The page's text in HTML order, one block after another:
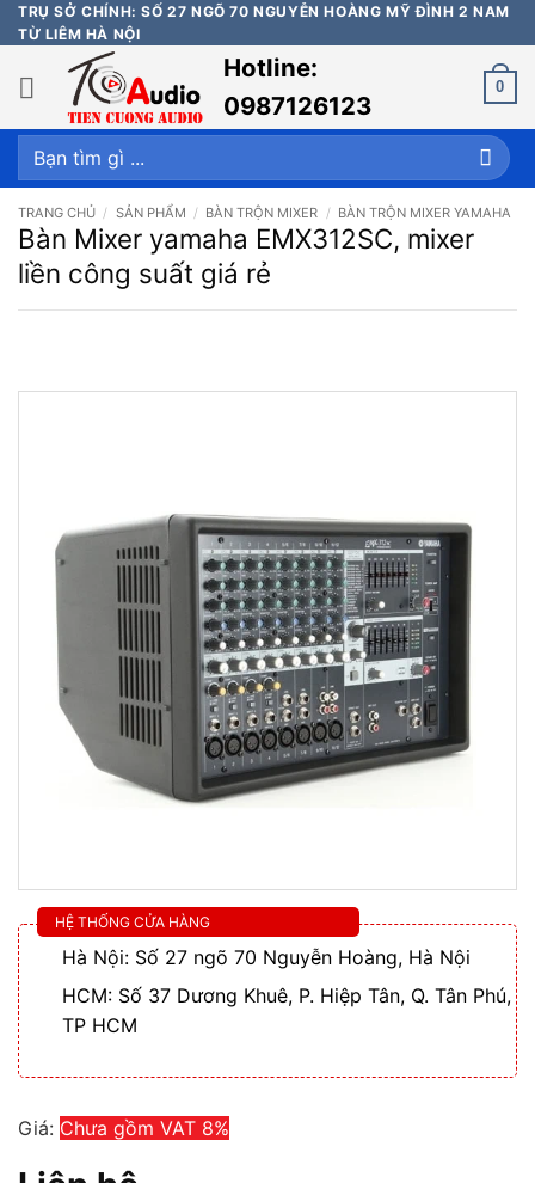
Bỏ
qua
nội
dung
TRỤ SỞ CHÍNH: SỐ 27 NGÕ 70 NGUYỄN HOÀNG MỸ ĐÌNH 2 NAM
TỪ LIÊM HÀ NỘI
Hotline:
0987126123
0
Tìm
kiếm:
TRANG CHỦ / SẢN PHẨM / BÀN TRỘN MIXER / BÀN TRỘN MIXER YAMAHA
Bàn Mixer yamaha EMX312SC, mixer
liền công suất giá rẻ
HỆ THỐNG CỬA HÀNG
Hà Nội: Số 27 ngõ 70 Nguyễn Hoàng, Hà Nội
HCM: Số 37 Dương Khuê, P. Hiệp Tân, Q. Tân Phú,
TP HCM
Giá: Chưa gồm VAT 8%